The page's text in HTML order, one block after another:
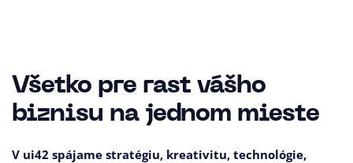
Všetko pre rast vášho
biznisu na jednom mieste
V ui42 spájame stratégiu, kreativitu, technológie,